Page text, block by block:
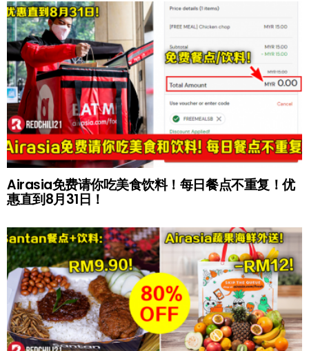
Airasia免费请你吃美食饮料！每日餐点不重复！优
惠直到8月31日！